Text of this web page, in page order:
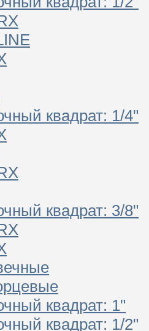
квадрат: 1/4"
квадрат: 3/8"
квадрат: 1"
квадрат: 1/2"